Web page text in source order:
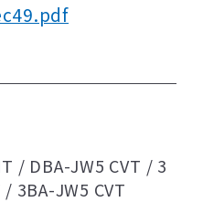
/ DBA-JW5 CVT / 3
3BA-JW5 CVT